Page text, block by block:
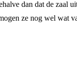
dan dat de zaal
ze nog wel wat